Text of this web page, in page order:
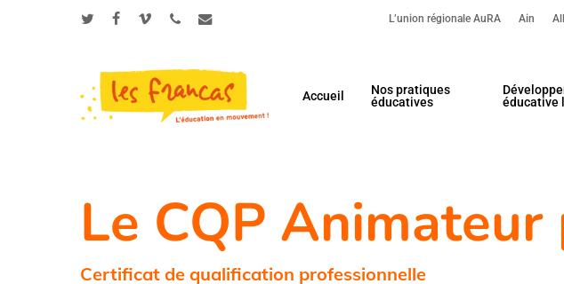
Panneau de gestion des cookies L’union régionale AuRA Ain
Accueil
Nos pratiques
éducatives
éducative
Le CQP
Certificat de qualification professionnelle